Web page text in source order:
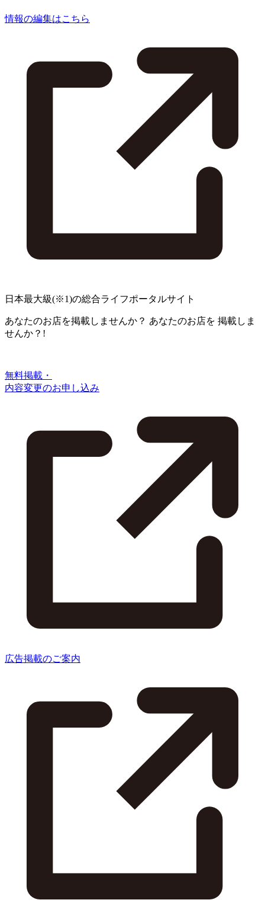
情報の編集はこちら
日本最大級(※1)の総合ライフポータルサイト
あなたのお店を掲載しませんか？ あなたのお店を 掲載しま
せんか？!
無料掲載・
内容変更のお申し込み
広告掲載のご案内